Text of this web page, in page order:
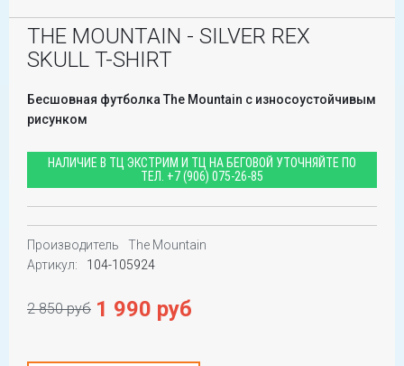
THE MOUNTAIN - SILVER REX
SKULL T-SHIRT
Бесшовная футболка The Mountain с износоустойчивым
рисунком
НАЛИЧИЕ В ТЦ ЭКСТРИМ И ТЦ НА БЕГОВОЙ УТОЧНЯЙТЕ ПО
ТЕЛ. +7 (906) 075-26-85
Производитель
The Mountain
Артикул:
104-105924
2 850 руб 1 990 руб